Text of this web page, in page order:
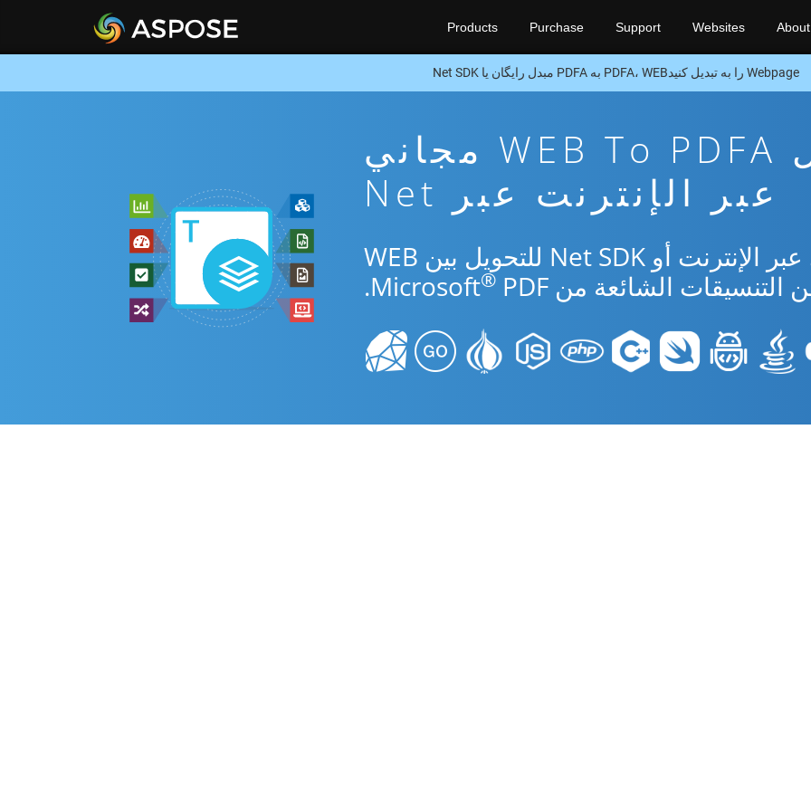
Products Purchase Support Websites About
Webpage را به تبدیل کنیدPDFA، WEB به PDFA مبدل رایگان یا Net SDK
تطبيق تحويل WEB To PDFA مجاني
عبر الإنترنت عبر Net
استخدم التطبيق المجاني عبر الإنترنت أو Net SDK للتحويل بين WEB
® PDF.